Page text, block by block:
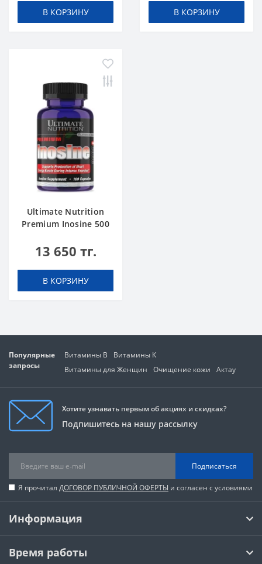
В КОРЗИНУ В КОРЗИНУ
Ultimate Nutrition
Premium Inosine 500
13 650 тг.
В КОРЗИНУ
Популярные
запросы
Витамины В
Витамины К
Витамины для Женщин
Очищение кожи Актау
Хотите узнавать первым об акциях и скидках?
Подпишитесь на нашу рассылку
Подписаться
Я прочитал ДОГОВОР ПУБЛИЧНОЙ ОФЕРТЫ и согласен с условиями
Информация
Время работы